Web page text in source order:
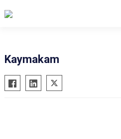
Bozdoğan
Buharkent
Kaymakam